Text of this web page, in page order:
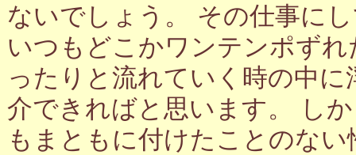
ないでしょう。 その仕事に
いつもどこかワンテンポず
ったりと流れていく時の中
介できればと思います。 し
もまともに付けたことのな